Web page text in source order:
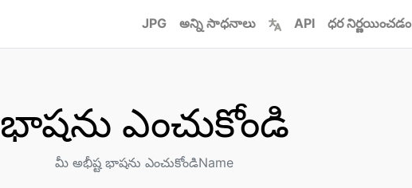
JPG అన్ని సాధనాలు API ధర నిర్ణయించడం
భాషను ఎంచుకోండి
మీ అభీష్ట భాషను ఎంచుకోండిName